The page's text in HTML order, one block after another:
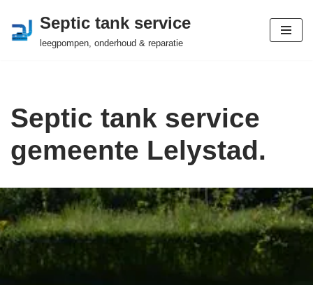
Ga
Septic tank service
leegpompen, onderhoud & reparatie
Septic tank service
gemeente Lelystad.